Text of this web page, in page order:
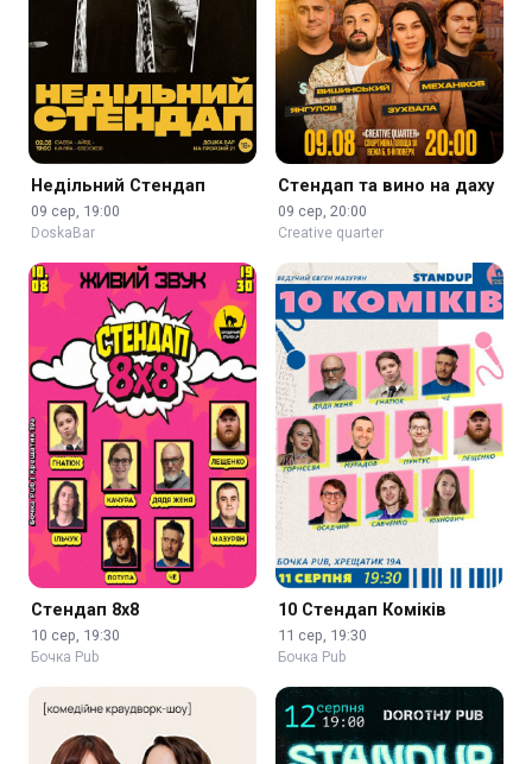
Недільний Стендап
09 сер, 19:00
DoskaBar
Стендап та вино на даху
09 сер, 20:00
Creative quarter
Стендап 8x8
10 сер, 19:30
Бочка Pub
10 Стендап Коміків
11 сер, 19:30
Бочка Pub